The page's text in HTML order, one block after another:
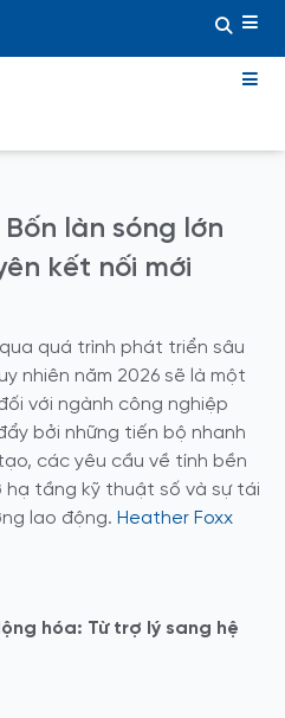
làn sóng lớn
kết nối mới
quá trình phát triển sâu
nhiên năm 2026 sẽ là một
với ngành công nghiệp
bởi những tiến bộ nhanh
các yêu cầu về tính bền
hạ tầng kỹ thuật số và sự tái
lao động. Heather Foxx
hóa: Từ trợ lý sang hệ